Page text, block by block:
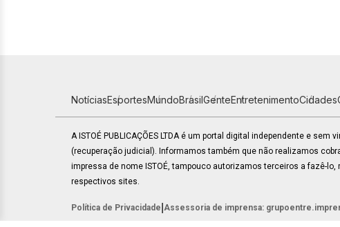
NotíciasEsportesMundoBrasilGenteEntretenimentoCidades
A ISTOÉ PUBLICAÇÕES LTDA é um portal digital independente e sem
(recuperação judicial). Informamos também que não realizamos
impressa de nome ISTOÉ, tampouco autorizamos terceiros a fazê-
respectivos sites.
Política de Privacidade Assessoria de imprensa: